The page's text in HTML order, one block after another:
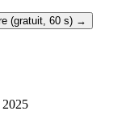
(gratuit, 60 s) →